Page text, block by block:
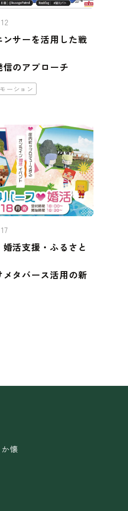
ンサーを活用した戦
のアプローチ
ーション
活支援・ふるさと
メタバース活用の新
懐